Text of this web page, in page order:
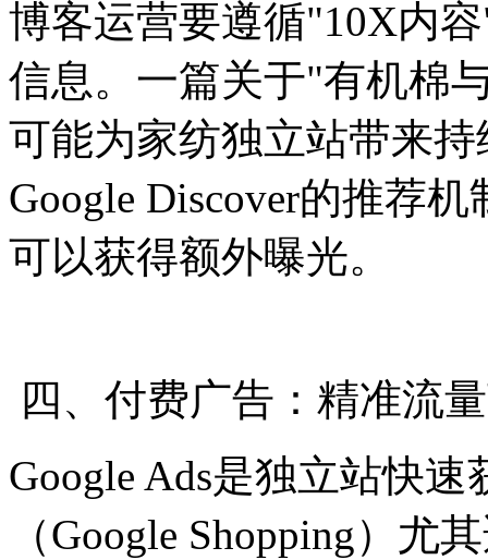
博客运营要遵循"10X内
信息。一篇关于"有机棉
可能为家纺独立站带来
Google Discover的推荐
可以获得额外曝光。
四、付费广告：精准流
Google Ads是独立站快
（Google Shopping）尤